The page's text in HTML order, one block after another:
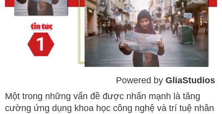
Powered by GliaStudios
Một trong những vấn đề được nhấn mạnh là tăng
cường ứng dụng khoa học công nghệ và trí tuệ nhân